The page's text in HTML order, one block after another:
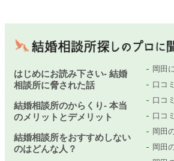
はじめにお読み下さい- 結婚
相談所に脅された話
結婚相談所のからくり- 本当
のメリットとデメリット
結婚相談所をおすすめしない
のはどんな人？
岡田
口コ
口コ
口コ
岡田
岡田